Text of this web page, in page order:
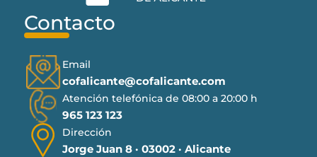
Contacto
Email
cofalicante@cofalicante.com
Atención telefónica de 08:00 a 20:00 h
965 123 123
Dirección
Jorge Juan 8 · 03002 · Alicante